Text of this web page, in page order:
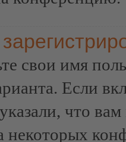
свои имя
Если
что